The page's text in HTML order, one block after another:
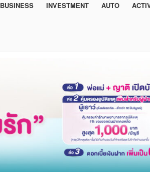
BUSINESS INVESTMENT AUTO